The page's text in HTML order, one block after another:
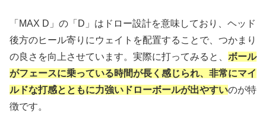
「MAX D」の「D」はドロー設計を意味しており、ヘッド
後方のヒール寄りにウェイトを配置することで、つかまり
の良さを向上させています。実際に打ってみると、 ボール
がフェースに乗っている時間が長く感じられ、非常にマイ
ルドな打感とともに力強いドローボールが出やすいのが特
徴です。